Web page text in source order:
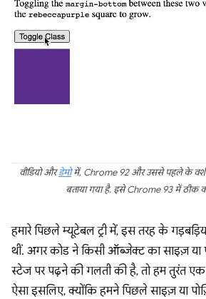
वीडियो औरडेमोमें, Chrome 92 और उससे पहले के
बताया गया है. इसे Chrome 93 में ठीक
हमारे पिछले म्यूटेबल ट्री में, इस तरह के
थीं. अगर कोड ने किसी ऑब्जेक्ट का साइज़ या
स्टेज पर पढ़ने की गलती की है, तो हम तुरंत
ऐसा इसलिए, क्योंकि हमने पिछले साइज़ या